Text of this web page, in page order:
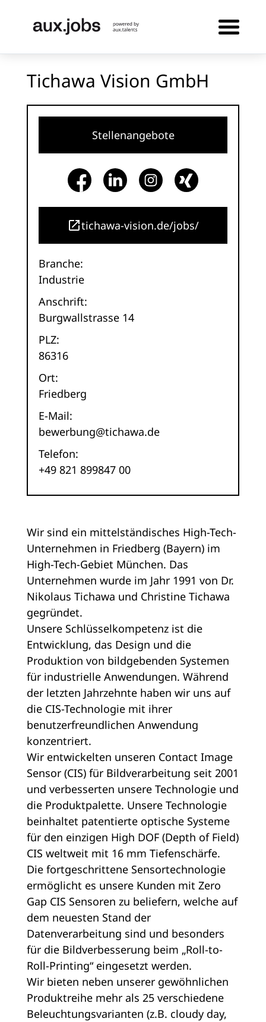
Tichawa Vision GmbH
Wir sind ein mittelständisches High-Tech-
Unternehmen in Friedberg (Bayern) im
High-Tech-Gebiet München. Das
Unternehmen wurde im Jahr 1991 von Dr.
Nikolaus Tichawa und Christine Tichawa
gegründet.
Unsere Schlüsselkompetenz ist die
Entwicklung, das Design und die
Produktion von bildgebenden Systemen
für industrielle Anwendungen. Während
der letzten Jahrzehnte haben wir uns auf
die CIS-Technologie mit ihrer
benutzerfreundlichen Anwendung
konzentriert.
Wir entwickelten unseren Contact Image
Sensor (CIS) für Bildverarbeitung seit 2001
und verbesserten unsere Technologie und
die Produktpalette. Unsere Technologie
beinhaltet patentierte optische Systeme
für den einzigen High DOF (Depth of Field)
CIS weltweit mit 16 mm Tiefenschärfe.
Die fortgeschrittene Sensortechnologie
ermöglicht es unsere Kunden mit Zero
Gap CIS Sensoren zu beliefern, welche auf
dem neuesten Stand der
Datenverarbeitung sind und besonders
für die Bildverbesserung beim „Roll-to-
Roll-Printing“ eingesetzt werden.
Wir bieten neben unserer gewöhnlichen
Produktreihe mehr als 25 verschiedene
Beleuchtungsvarianten (z.B. cloudy day,
Stellenangebote
tichawa-vision.de/jobs/
Branche:
Industrie
Anschrift:
Burgwallstrasse 14
PLZ:
86316
Ort:
Friedberg
E-Mail:
bewerbung@tichawa.de
Telefon:
+49 821 899847 00